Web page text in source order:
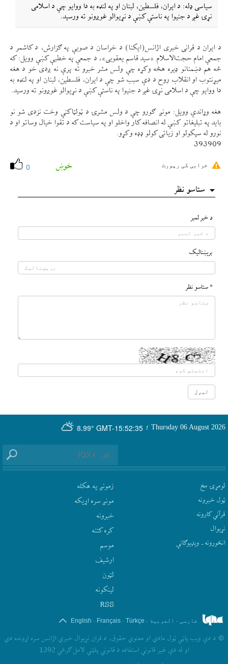
سياسی ډله: د ايران، فلسطين، لبنان او په لنډه به دا ووايو چې د اسلامی
نړۍ غږ د جنيوا په ناستې كښې د نړيوالو غوږونو ته ورسيد.
د ايران د قرانی خبری اژانس(ايكنا) د خراسان د صوبې په ګزارش، د كاشمر د
جمعې امام حجت‌الاسلام «سيد قاسم يعقوبی»، د جمعې په خطبې كښې وويل: كه
څه هم دښمنانو ډېره هڅه وكړه چې ولس مشر خبرو ته پرې نه ږدی خو د هغه
میړنتوب او انقلاب روح د دې سبب شو چې د ايران، فلسطين، لبنان او په لنډه به
دا ووايو چې د اسلامی نړۍ غږ د جنيوا په ناستې كښې د نړيوالو غوږونو ته ورسيد.
هغه وړاندې وويل: مونږ ګورو چې د ولس مشرۍ د ټولټاكنې وخت نزدی شو نو
بايد په تبليغاتو كښې له انصافه كار واخلو او په سياست كه د تقوا خيال وساتو او د
نورو له سپكولو او زياتی كولو ډډه وكړو.
393909
0 خوښ خرابی کی رپورٹ
ستاسو نظر
د خبر لمبر
بريښناليک
* ستاسو نظر
GMT-15:52:35
8.99° Thursday 06 August 2026 ؛
لومړۍ مخ
ټول خبرونه
قرآني کارونه
نړيوال
انځورونه ـ ویډیوګانې
زمونږ په هکله
مونږ سره اړيکه
‫خبرونه
کره کتنه
موسم
ارشيف
لټون
لينکونه
RSS
فارسی . العربیة .
Türkçe
.
Français
.
English
© د دې ويب پاڼې ټول مادي او معنوي حقوق، د قران نړيوال خبري اژانس سره اړونده دي
او له دې غير قانوني استفاده د قانوني پلټني لامل ګرځي 1392